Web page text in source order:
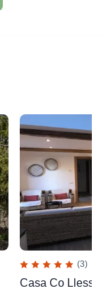
(3)
Casa Co Llessui